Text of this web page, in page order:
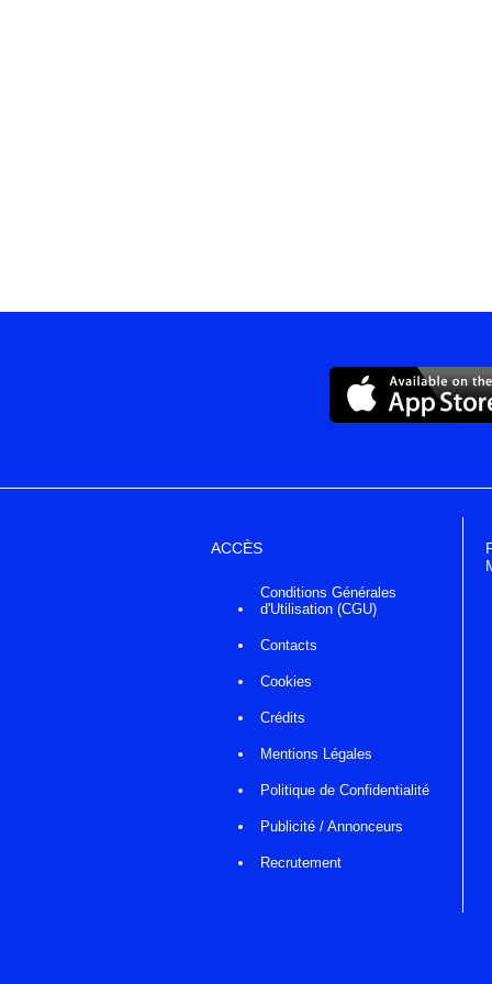
ACCÈS
Conditions Générales
d'Utilisation (CGU)
Contacts
Cookies
Crédits
Mentions Légales
Politique de Confidentialité
Publicité / Annonceurs
Recrutement